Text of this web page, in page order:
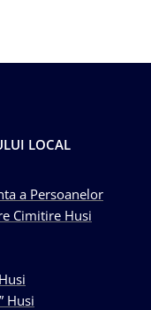
LOCAL
a Persoanelor
Cimitire Husi
Husi